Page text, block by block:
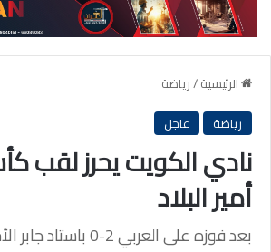
الرئيسية/رياضة
رياضة
عاجل
نادي الكويت يحرز
أمير البلاد
بعد فوزه على العربي 2-0 باستاد جابر الأحمد الدولي